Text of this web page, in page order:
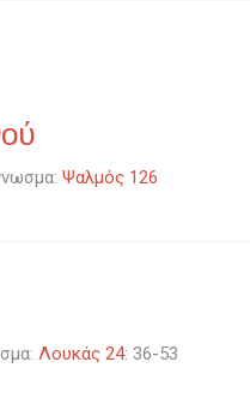
Ψαλμός 126
Λουκάς 24: 36-53